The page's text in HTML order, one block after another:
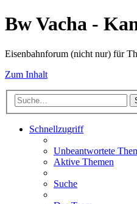
Bw Vacha -
Eisenbahnforum (nicht nur) für
Zum Inhalt
Schnellzugriff
Unbeantwortete
Aktive Themen
Suche